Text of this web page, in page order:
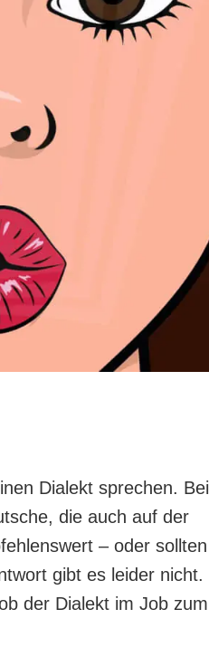
Dialekt sprechen. Bei
die auch auf der
– oder sollten
gibt es leider nicht.
der Dialekt im Job zum